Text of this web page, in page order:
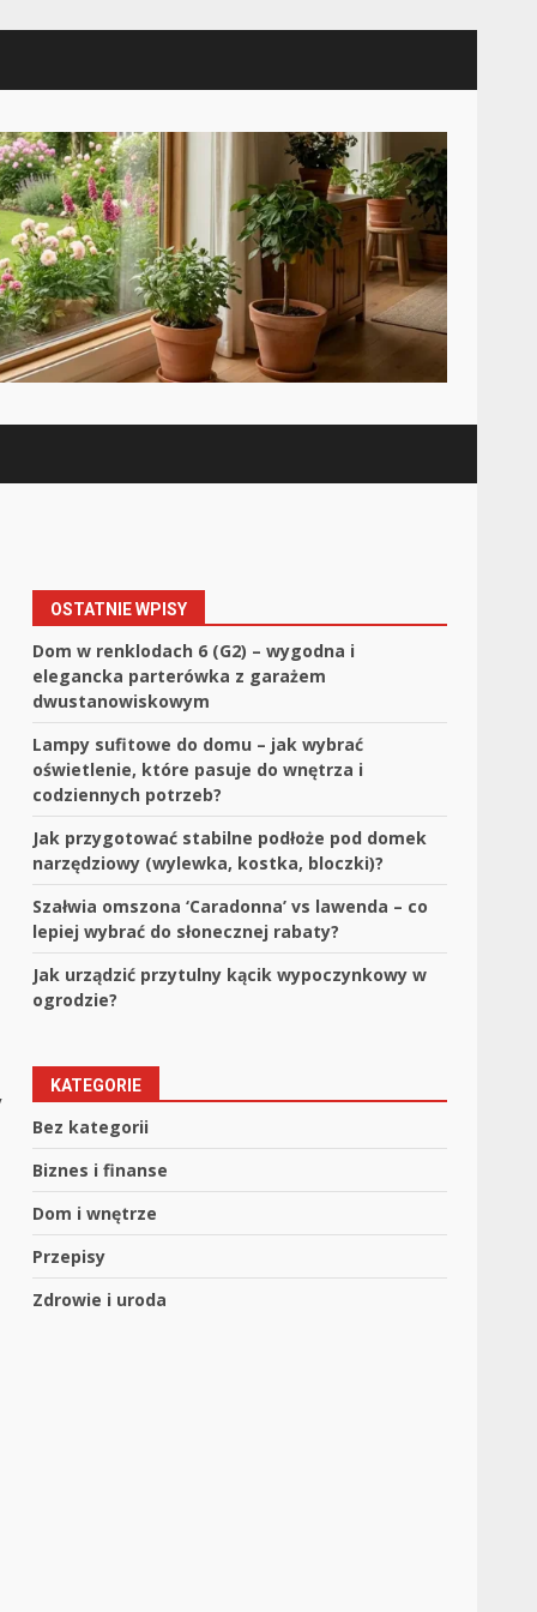
OSTATNIE WPISY
Dom w renklodach 6 (G2) – wygodna i
elegancka parterówka z garażem
dwustanowiskowym
Lampy sufitowe do domu – jak wybrać
oświetlenie, które pasuje do wnętrza i
codziennych potrzeb?
Jak przygotować stabilne podłoże pod domek
narzędziowy (wylewka, kostka, bloczki)?
Szałwia omszona ‘Caradonna’ vs lawenda – co
lepiej wybrać do słonecznej rabaty?
Jak urządzić przytulny kącik wypoczynkowy w
ogrodzie?
KATEGORIE
Bez kategorii
Biznes i finanse
Dom i wnętrze
Przepisy
Zdrowie i uroda